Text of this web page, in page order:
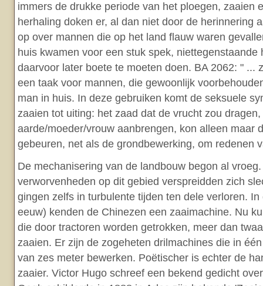
immers de drukke periode van het ploegen, zaaien
herhaling doken er, al dan niet door de herinnering
op over mannen die op het land flauw waren
huis kwamen voor een stuk spek, niettegenstaande
daarvoor later boete te moeten doen. BA 2062: " ...
een taak voor mannen, die gewoonlijk
man in huis. In deze gebruiken komt de seksuele
zaaien tot uiting: het zaad dat de vrucht zou
aarde/moeder/vrouw aanbrengen, kon alleen maar
gebeuren, net als de grondbewerking, om redenen
De mechanisering van de landbouw begon al
verworvenheden op dit gebied verspreidden zich
gingen zelfs in turbulente tijden ten dele verloren.
eeuw) kenden de Chinezen een zaaimachine. Nu
die door tractoren worden getrokken, meer dan
zaaien. Er zijn de zogeheten drilmachines die in
van zes meter bewerken. Poëtischer is echter de
zaaier. Victor Hugo schreef een bekend gedicht